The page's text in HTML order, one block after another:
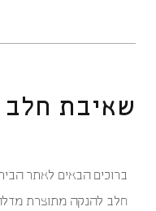
שאיבת חלב
ברוכים הבאים לאתר
חלב להנקה מתוצרת מדלה,